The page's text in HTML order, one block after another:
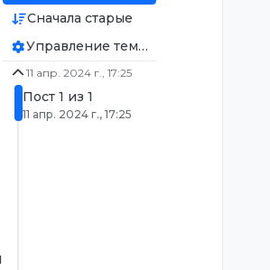
Сначала старые
Управление темой
11 апр. 2024 г., 17:25
Пост 1 из 1
11 апр. 2024 г., 17:25